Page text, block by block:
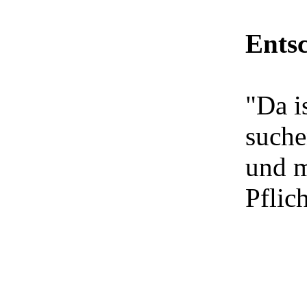
"Da
und